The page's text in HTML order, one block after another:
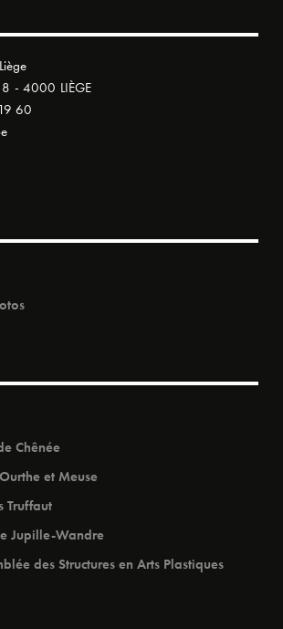
8 - 4000 LIÈGE
60
Chênée
et Meuse
Truffaut
Jupille-Wandre
des Structures en Arts Plastiques